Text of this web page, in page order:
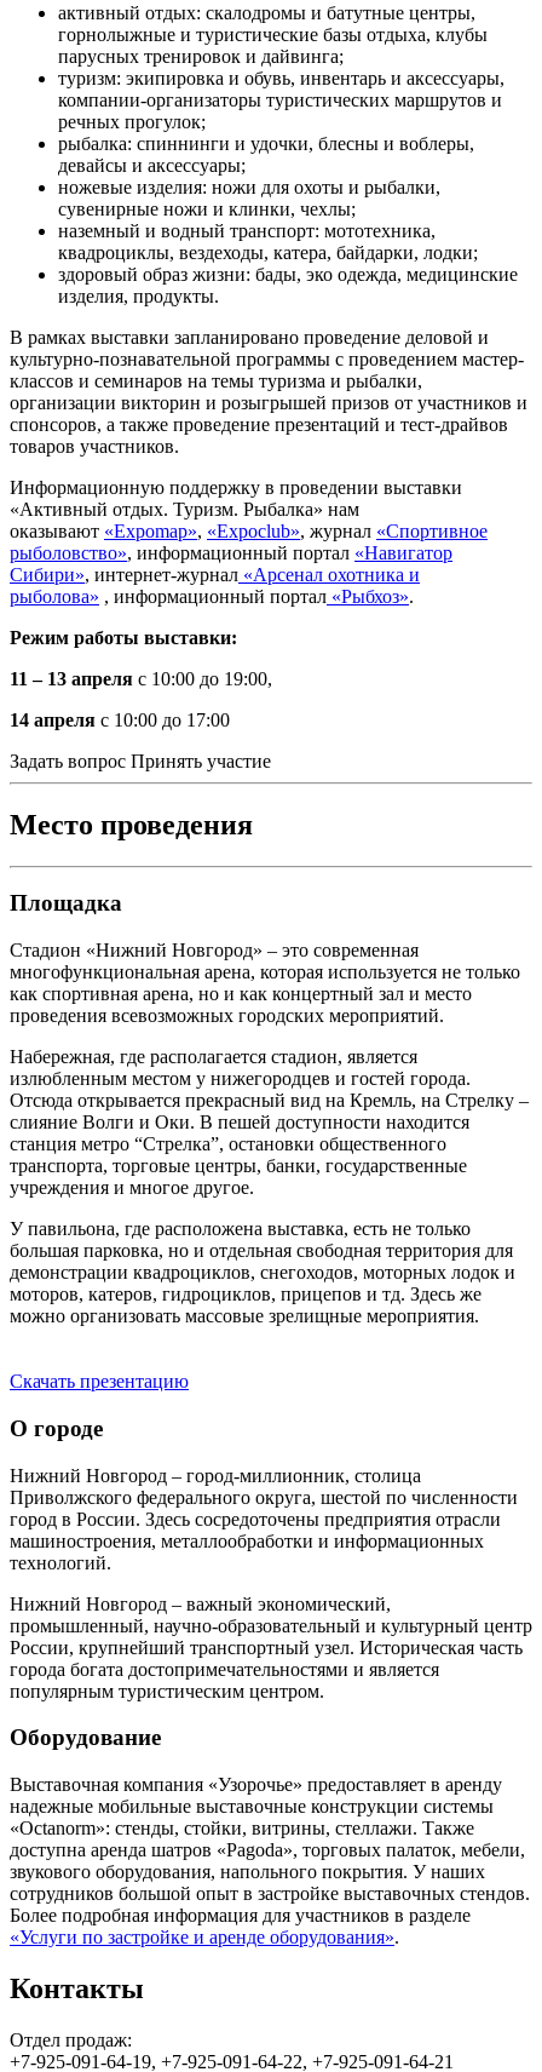
активный отдых: скалодромы и батутные центры,
горнолыжные и туристические базы отдыха, клубы
парусных тренировок и дайвинга;
туризм: экипировка и обувь, инвентарь и аксессуары,
компании-организаторы туристических маршрутов и
речных прогулок;
рыбалка: спиннинги и удочки, блесны и воблеры,
девайсы и аксессуары;
ножевые изделия: ножи для охоты и рыбалки,
сувенирные ножи и клинки, чехлы;
наземный и водный транспорт: мототехника,
квадроциклы, вездеходы, катера, байдарки, лодки;
здоровый образ жизни: бады, эко одежда, медицинские
изделия, продукты.
В рамках выставки запланировано проведение деловой и
культурно-познавательной программы с проведением мастер-
классов и семинаров на темы туризма и рыбалки,
организации викторин и розыгрышей призов от участников и
спонсоров, а также проведение презентаций и тест-драйвов
товаров участников.
Информационную поддержку в проведении выставки
«Активный отдых. Туризм. Рыбалка» нам
оказывают «Еxpomap», «Еxpoclub», журнал «Спортивное
рыболовство», информационный портал «Навигатор
Сибири», интернет-журнал «Арсенал охотника и
рыболова» , информационный портал «Рыбхоз».
Режим работы выставки:
11 – 13 апреля с 10:00 до 19:00,
14 апреля с 10:00 до 17:00
Задать вопрос Принять участие
Место проведения
Площадка
Стадион «Нижний Новгород» – это современная
многофункциональная арена, которая используется не только
как спортивная арена, но и как концертный зал и место
проведения всевозможных городских мероприятий.
Набережная, где располагается стадион, является
излюбленным местом у нижегородцев и гостей города.
Отсюда открывается прекрасный вид на Кремль, на Стрелку –
слияние Волги и Оки. В пешей доступности находится
станция метро “Стрелка”, остановки общественного
транспорта, торговые центры, банки, государственные
учреждения и многое другое.
У павильона, где расположена выставка, есть не только
большая парковка, но и отдельная свободная территория для
демонстрации квадроциклов, снегоходов, моторных лодок и
моторов, катеров, гидроциклов, прицепов и тд. Здесь же
можно организовать массовые зрелищные мероприятия.
Скачать презентацию
О городе
Нижний Новгород – город-миллионник, столица
Приволжского федерального округа, шестой по численности
город в России. Здесь сосредоточены предприятия отрасли
машиностроения, металлообработки и информационных
технологий.
Нижний Новгород – важный экономический,
промышленный, научно-образовательный и культурный центр
России, крупнейший транспортный узел. Историческая часть
города богата достопримечательностями и является
популярным туристическим центром.
Оборудование
Выставочная компания «Узорочье» предоставляет в аренду
надежные мобильные выставочные конструкции системы
«Octanorm»: стенды, стойки, витрины, стеллажи. Также
доступна аренда шатров «Pagoda», торговых палаток, мебели,
звукового оборудования, напольного покрытия. У наших
сотрудников большой опыт в застройке выставочных стендов.
Более подробная информация для участников в разделе
«Услуги по застройке и аренде оборудования».
Контакты
Отдел продаж:
+7-925-091-64-19, +7-925-091-64-22, +7-925-091-64-21